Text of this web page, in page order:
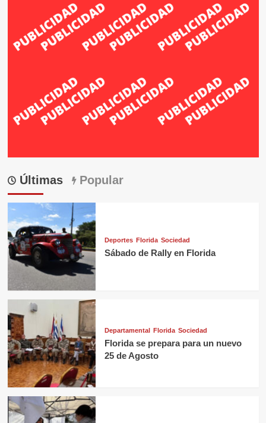
Últimas Popular
Deportes Florida Sociedad
Sábado de Rally en Florida
Departamental Florida Sociedad
Florida se prepara para un nuevo
25 de Agosto